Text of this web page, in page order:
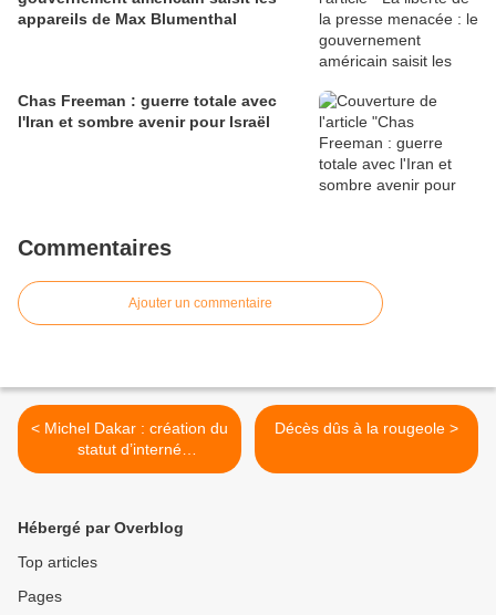
appareils de Max Blumenthal
Chas Freeman : guerre totale avec
l'Iran et sombre avenir pour Israël
Commentaires
Ajouter un commentaire
< Michel Dakar : création du
statut d’interné
psychiatrique politique
Décès dûs à la rougeole >
Hébergé par Overblog
Top articles
Pages